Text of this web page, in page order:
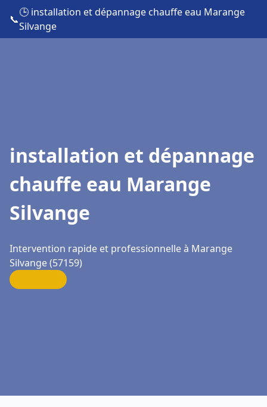
📞
🕒 installation et dépannage chauffe eau Marange
Silvange
installation et dépannage
chauffe eau Marange
Silvange
Intervention rapide et professionnelle à Marange
Silvange (57159)